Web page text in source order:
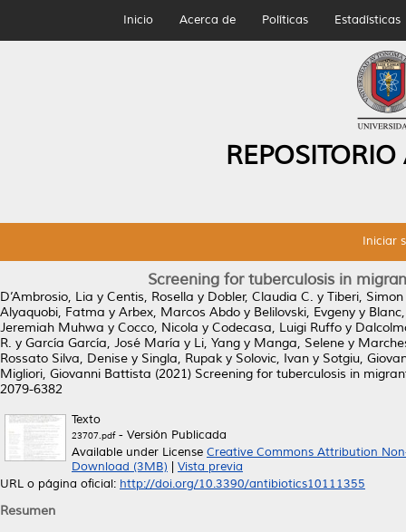
Inicio Acerca de Políticas Estadísticas
Iniciar
Screening for tuberculosis in
D’Ambrosio, Lia y Centis, Rosella y Dobler, Claudia C. y Tiberi, Simon
Alyaquobi, Fatma y Arbex, Marcos Abdo y Belilovski, Evgeny y
Jeremiah Muhwa y Cocco, Nicola y Codecasa, Luigi Ruffo y
R. y García García, José María y Li, Yang y Manga, Selene y
Rossato Silva, Denise y Singla, Rupak y Solovic, Ivan y Sotgiu,
Migliori, Giovanni Battista (2021) Screening for tuberculosis in
2079-6382
Texto
23707.pdf- Versión Publicada
Available under License Creative Commons Attribution
Download (3MB)
Vista previa
URL o página oficial: http://doi.org/10.3390/antibiotics10111355
Resumen